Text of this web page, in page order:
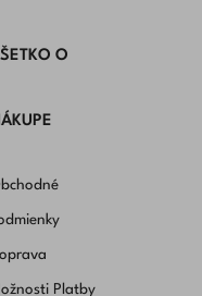
O
Platby